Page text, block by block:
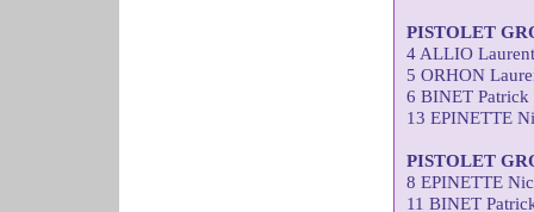
PISTOLET
4 ALLIO
5 ORHON
6 BINET Patrick
13 EPINETTE
PISTOLET
8 EPINETTE
11 BINET